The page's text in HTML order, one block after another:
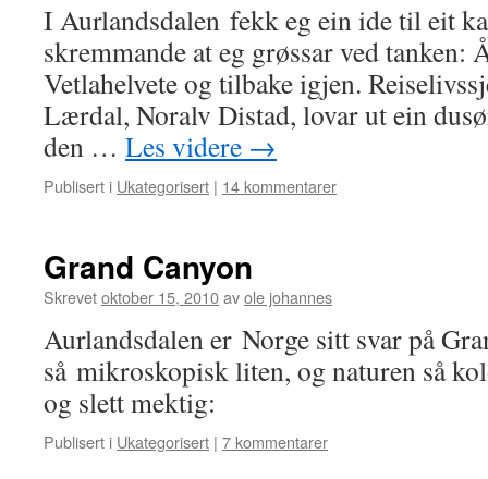
I Aurlandsdalen fekk eg ein ide til eit
skremmande at eg grøssar ved tanken:
Vetlahelvete og tilbake igjen.
Lærdal, Noralv Distad, lovar ut ein
den … Les videre →
Publisert i Ukategorisert | 14 kommentarer
Grand Canyon
Skrevetoktober 15, 2010avole johannes
Aurlandsdalen er Norge sitt svar på
så mikroskopisk liten, og naturen så
og slett mektig:
Publisert i Ukategorisert | 7 kommentarer